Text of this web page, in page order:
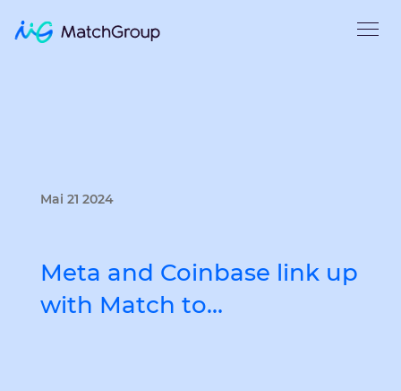
Mai 21 2024
Meta and Coinbase link up
with Match to…